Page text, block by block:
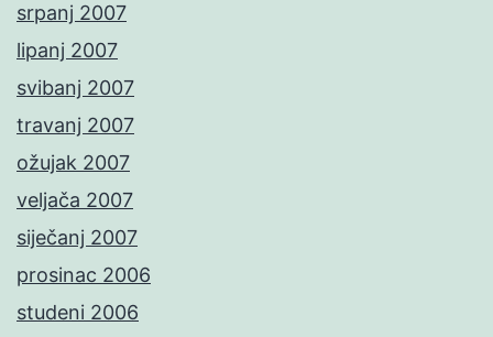
srpanj 2007
lipanj 2007
svibanj 2007
travanj 2007
ožujak 2007
veljača 2007
siječanj 2007
prosinac 2006
studeni 2006